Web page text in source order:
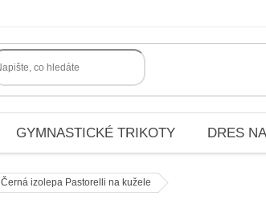
GYMNASTICKÉ TRIKOTY DRES
Černá izolepa Pastorelli na kužele